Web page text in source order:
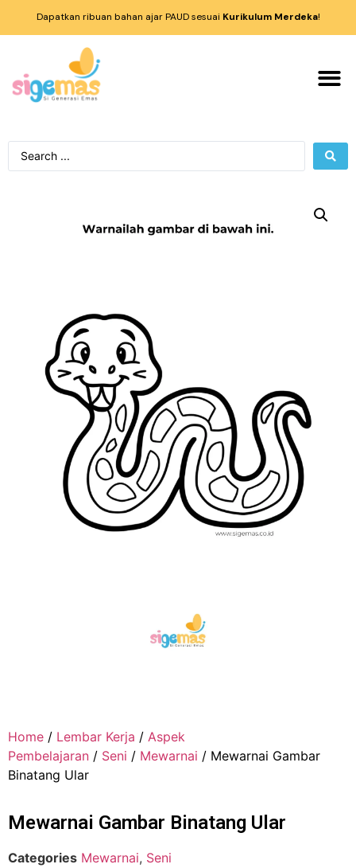
Dapatkan ribuan bahan ajar PAUD sesuai Kurikulum Merdeka!
Home / Lembar Kerja / Aspek
Pembelajaran / Seni / Mewarnai / Mewarnai Gambar
Binatang Ular
Mewarnai Gambar Binatang Ular
Categories Mewarnai, Seni